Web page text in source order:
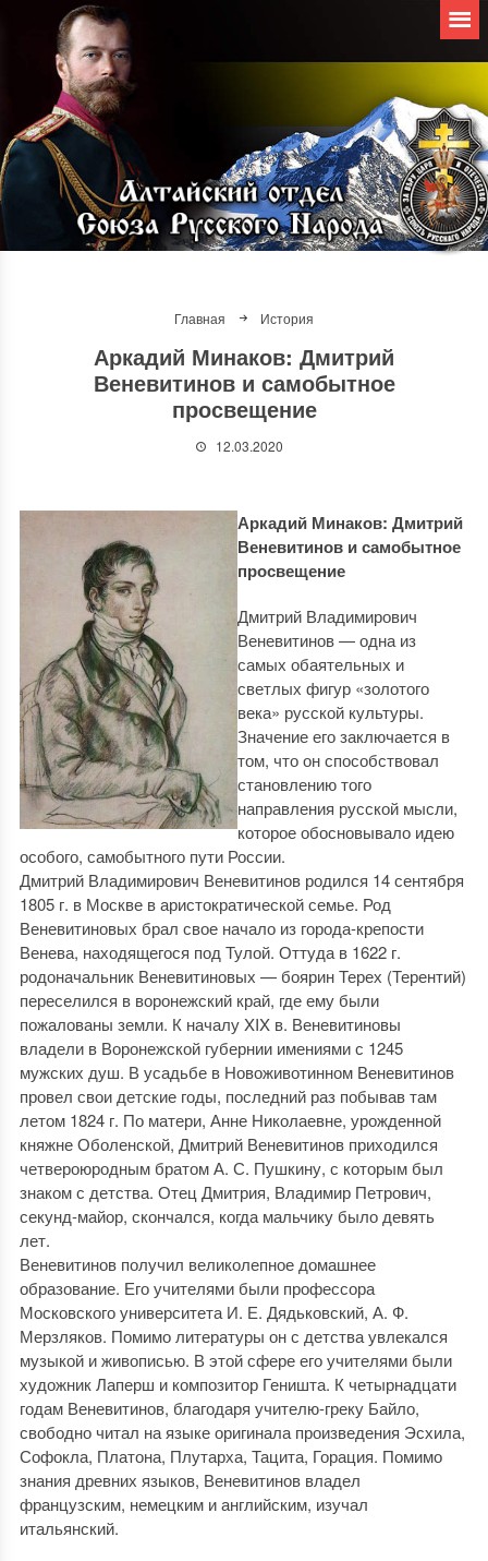
Главная История
Аркадий Минаков: Дмитрий
Веневитинов и самобытное
просвещение
12.03.2020
Аркадий Минаков: Дмитрий
Веневитинов и самобытное
просвещение
Дмитрий Владимирович
Веневитинов — одна из
самых обаятельных и
светлых фигур «золотого
века» русской культуры.
Значение его заключается в
том, что он способствовал
становлению того
направления русской мысли,
которое обосновывало идею
особого, самобытного пути России.
Дмитрий Владимирович Веневитинов родился 14 сентября
1805 г. в Москве в аристократической семье. Род
Веневитиновых брал свое начало из города-крепости
Венева, находящегося под Тулой. Оттуда в 1622 г.
родоначальник Веневитиновых — боярин Терех (Терентий)
переселился в воронежский край, где ему были
пожалованы земли. К началу XIX в. Веневитиновы
владели в Воронежской губернии имениями с 1245
мужских душ. В усадьбе в Новоживотинном Веневитинов
провел свои детские годы, последний раз побывав там
летом 1824 г. По матери, Анне Николаевне, урожденной
княжне Оболенской, Дмитрий Веневитинов приходился
четвероюродным братом А. С. Пушкину, с которым был
знаком с детства. Отец Дмитрия, Владимир Петрович,
секунд-майор, скончался, когда мальчику было девять
лет.
Веневитинов получил великолепное домашнее
образование. Его учителями были профессора
Московского университета И. Е. Дядьковский, А. Ф.
Мерзляков. Помимо литературы он с детства увлекался
музыкой и живописью. В этой сфере его учителями были
художник Лаперш и композитор Геништа. К четырнадцати
годам Веневитинов, благодаря учителю-греку Байло,
свободно читал на языке оригинала произведения Эсхила,
Софокла, Платона, Плутарха, Тацита, Горация. Помимо
знания древних языков, Веневитинов владел
французским, немецким и английским, изучал
итальянский.